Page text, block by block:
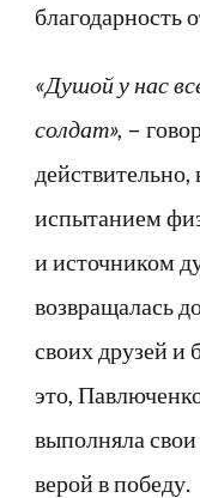
благодарность
«Душой у нас
солдат», –
действительно,
испытанием
и источником
возвращалась
своих друзей и
это,
выполняла
верой в победу.